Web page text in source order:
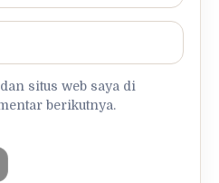
situs web saya di
berikutnya.